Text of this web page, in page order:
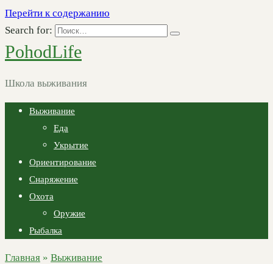
Перейти к содержанию
Search for:
PohodLife
Школа выживания
Выживание
Еда
Укрытие
Ориентирование
Снаряжение
Охота
Оружие
Рыбалка
Главная » Выживание